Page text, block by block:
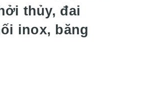
thủy, đai
inox, băng